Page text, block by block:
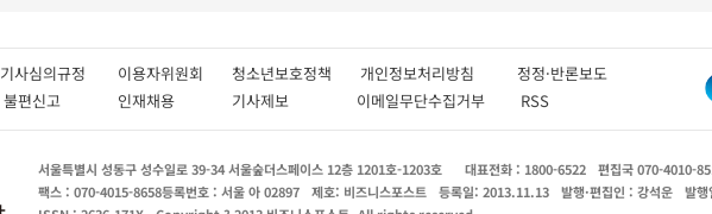
기사심의규정 이용자위원회 청소년보호정책 개인정보처리방침 정정·반론보도
불편신고 인재채용 기사제보 이메일무단수집거부 RSS
서울특별시 성동구 성수일로 39-34 서울숲더스페이스 12층 1201호-1203호 대표전화 : 1800-6522 편집국 070-4010-
팩스 : 070-4015-8658등록번호 : 서울 아 02897 제호: 비즈니스포스트 등록일: 2013.11.13 발행·편집인 : 강석운 발